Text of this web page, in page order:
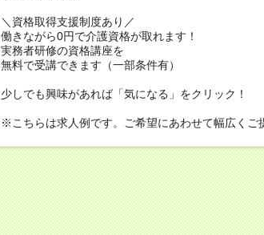
＼資格取得支援制度あり／
働きながら0円で介護資格が取れます！
実務者研修の資格講座を
無料で受講できます（一部条件有）
少しでも興味があれば「気になる」をクリック！
※こちらは求人例です。ご希望にあわせて幅広くご